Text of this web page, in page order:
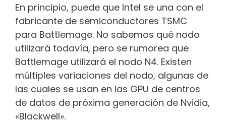
En principio, puede que Intel se una con el
fabricante de semiconductores TSMC
para Battlemage. No sabemos qué nodo
utilizará todavía, pero se rumorea que
Battlemage utilizará el nodo N4. Existen
múltiples variaciones del nodo, algunas de
las cuales se usan en las GPU de centros
de datos de próxima generación de Nvidia,
«Blackwell».